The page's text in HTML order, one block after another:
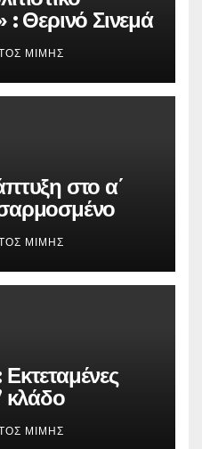
: Θερινό Σινεμά
ταινία
ΜΊΜΗΣ
στο α΄
δισ.
ΜΊΜΗΣ
κλάδο
Πέμπτη
ΜΊΜΗΣ